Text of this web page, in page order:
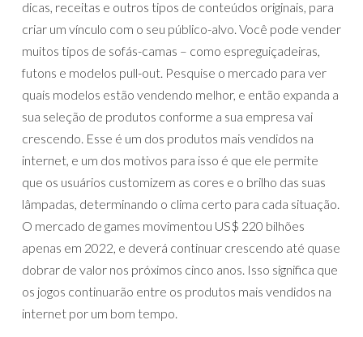
dicas, receitas e outros tipos de conteúdos originais, para
criar um vínculo com o seu público-alvo. Você pode vender
muitos tipos de sofás-camas – como espreguiçadeiras,
futons e modelos pull-out. Pesquise o mercado para ver
quais modelos estão vendendo melhor, e então expanda a
sua seleção de produtos conforme a sua empresa vai
crescendo. Esse é um dos produtos mais vendidos na
internet, e um dos motivos para isso é que ele permite
que os usuários customizem as cores e o brilho das suas
lâmpadas, determinando o clima certo para cada situação.
O mercado de games movimentou US$ 220 bilhões
apenas em 2022, e deverá continuar crescendo até quase
dobrar de valor nos próximos cinco anos. Isso significa que
os jogos continuarão entre os produtos mais vendidos na
internet por um bom tempo.